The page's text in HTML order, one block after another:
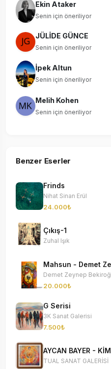
Ekin Ataker
Senin için öneriliyor
JÜLİDE GÜNCE
Senin için öneriliyor
İpek Altun
Senin için öneriliyor
Melih Kohen
Senin için öneriliyor
Benzer Eserler
Frinds
Nihat Sinan Erül
24.000₺
Çıkış-1
Zuhal Işık
Mahsun - Demet
Demet Zeynep
20.000₺
G Serisi
3K Sanat Galerisi
7.500₺
AYCAN BAYER -
TUAL SANAT GALERİSİ